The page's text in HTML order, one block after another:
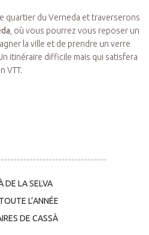
quartier du Verneda et traverserons
, où vous pourrez vous reposer un
la ville et de prendre un verre
itinéraire difficile mais qui satisfera
VTT.
DE LA SELVA
L’ANNÉE
DE CASSÀ